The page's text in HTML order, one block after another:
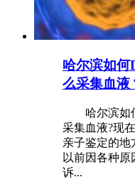
哈尔滨如何
么采集血液
哈尔滨如何
采集血液?现
亲子鉴定的地
以前因各种
诉...